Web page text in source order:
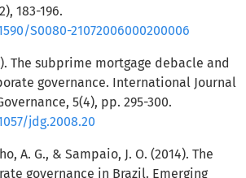
183-196.
S0080-21072006000200006
The subprime mortgage debacle and
governance. International Journal
5(4), pp. 295-300.
jdg.2008.20
A. G., & Sampaio, J. O. (2014). The
governance in Brazil. Emerging